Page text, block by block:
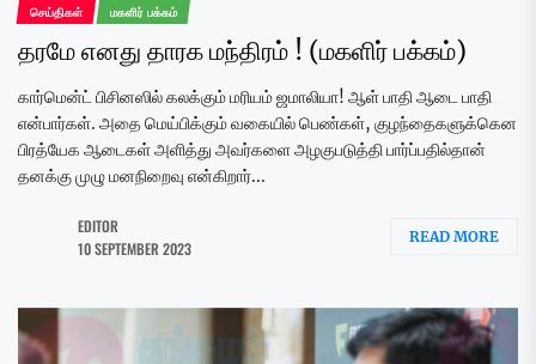
செய்திகள் மகளிர் பக்கம்
தரமே எனது தாரக மந்திரம் ! (மகளிர் பக்கம்)
கார்மென்ட் பிசினஸில் கலக்கும் மரியம் ஜமாலியா! ஆள் பாதி ஆடை பாதி
என்பார்கள். அதை மெய்பிக்கும் வகையில் பெண்கள், குழந்தைகளுக்கென
பிரத்யேக ஆடைகள் அளித்து அவர்களை அழகுபடுத்தி பார்ப்பதில்தான்
தனக்கு முழு மனநிறைவு என்கிறார்...
EDITOR
10 SEPTEMBER 2023
READ MORE